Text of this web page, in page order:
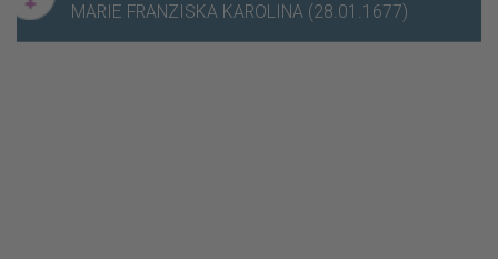
MARIE FRANZISKA KAROLINA (28.01.1677)
MARIE FRANZISKA KAROLINA (28.01.1677)